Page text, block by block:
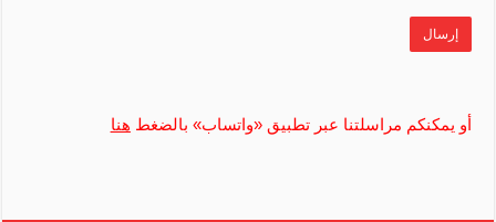
أو يمكنكم مراسلتنا عبر تطبيق «واتساب» بالضغط هنا